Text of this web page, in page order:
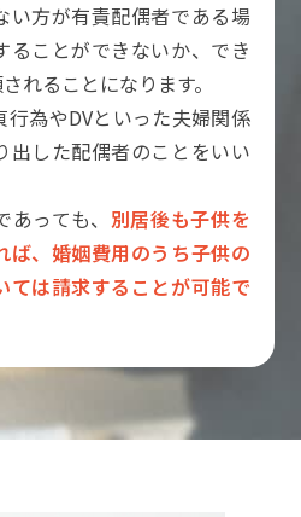
い方が有責配偶者である場
ることができないか、でき
れることになります。
為やDVといった夫婦関係
出した配偶者のことをいい
っても、 別居後も子供を
ば、婚姻費用のうち子供の
ては請求することが可能で